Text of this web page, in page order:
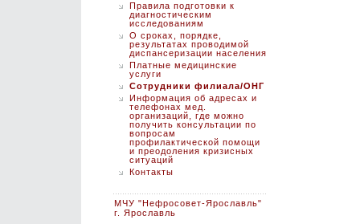
Правила подготовки к
диагностическим
исследованиям
О сроках, порядке,
результатах проводимой
диспансеризации населения
Платные медицинские
услуги
Сотрудники филиала/ОНГ
Информация об адресах и
телефонах мед.
организаций, где можно
получить консультации по
вопросам
профилактической помощи
и преодоления кризисных
ситуаций
Контакты
МЧУ "Нефросовет-Ярославль"
г. Ярославль